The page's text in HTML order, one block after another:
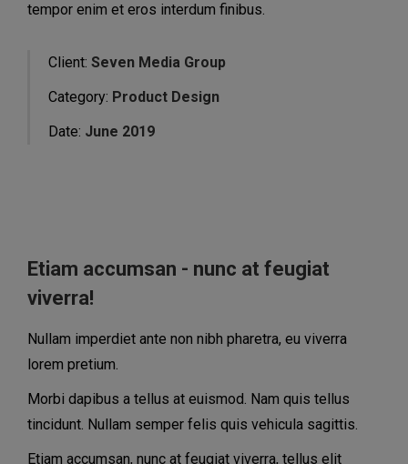
tempor enim et eros interdum finibus.
Client: Seven Media Group
Category: Product Design
Date: June 2019
Etiam accumsan - nunc at feugiat
viverra!
Nullam imperdiet ante non nibh pharetra, eu viverra
lorem pretium.
Morbi dapibus a tellus at euismod. Nam quis tellus
tincidunt. Nullam semper felis quis vehicula sagittis.
Etiam accumsan, nunc at feugiat viverra, tellus elit